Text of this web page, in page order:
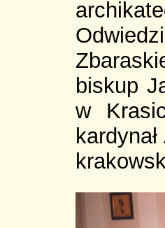
biskup
w